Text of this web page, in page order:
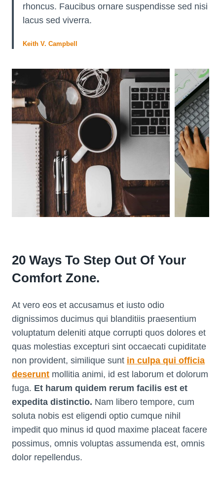
rhoncus. Faucibus ornare suspendisse sed nisi
lacus sed viverra.
Keith V. Campbell
20 Ways To Step Out Of Your
Comfort Zone.
At vero eos et accusamus et iusto odio
dignissimos ducimus qui blanditiis praesentium
voluptatum deleniti atque corrupti quos dolores et
quas molestias excepturi sint occaecati cupiditate
non provident, similique sunt in culpa qui officia
deserunt mollitia animi, id est laborum et dolorum
fuga. Et harum quidem rerum facilis est et
expedita distinctio. Nam libero tempore, cum
soluta nobis est eligendi optio cumque nihil
impedit quo minus id quod maxime placeat facere
possimus, omnis voluptas assumenda est, omnis
dolor repellendus.